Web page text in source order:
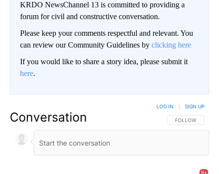
KRDO NewsChannel 13 is committed to providing a
forum for civil and constructive conversation.
Please keep your comments respectful and relevant. You
can review our Community Guidelines by clicking here
If you would like to share a story idea, please submit it
here.
Conversation FOLLOW THIS
FOLLOW
LOG IN SIGN UP
9+